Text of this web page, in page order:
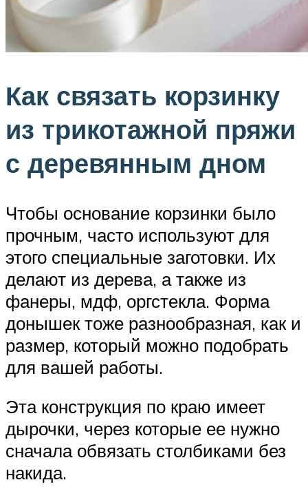
Как связать корзинку
из трикотажной пряжи
с деревянным дном
Чтобы основание корзинки было
прочным, часто используют для
этого специальные заготовки. Их
делают из дерева, а также из
фанеры, мдф, оргстекла. Форма
донышек тоже разнообразная, как и
размер, который можно подобрать
для вашей работы.
Эта конструкция по краю имеет
дырочки, через которые ее нужно
сначала обвязать столбиками без
накида.